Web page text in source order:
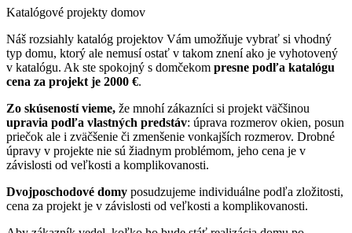
Katalógové projekty domov
Náš rozsiahly katalóg projektov Vám umožňuje vybrať si vhodný
typ domu, ktorý ale nemusí ostať v takom znení ako je vyhotovený
v katalógu. Ak ste spokojný s domčekom presne podľa katalógu
cena za projekt je 2000 €.
Zo skúseností vieme, že mnohí zákazníci si projekt väčšinou
upravia podľa vlastných predstáv: úprava rozmerov okien, posun
priečok ale i zväčšenie či zmenšenie vonkajších rozmerov. Drobné
úpravy v projekte nie sú žiadnym problémom, jeho cena je v
závislosti od veľkosti a komplikovanosti.
Dvojposchodové domy posudzujeme individuálne podľa zložitosti,
cena za projekt je v závislosti od veľkosti a komplikovanosti.